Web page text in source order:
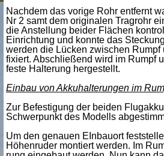
Nachdem das vorige Rohr entfernt
Nr 2 samt dem originalen Tragrohr
die Anstellung beider Flächen
Einrichtung und konnte das
werden die Lücken zwischen
fixiert. Abschließend wird im Rumpf
feste Halterung hergestellt.
Einbau von Akkuhalterungen im
Zur Befestigung der beiden
Schwerpunkt des Modells
Um den genauen EInbauort
Höhenruder montiert werden. Im